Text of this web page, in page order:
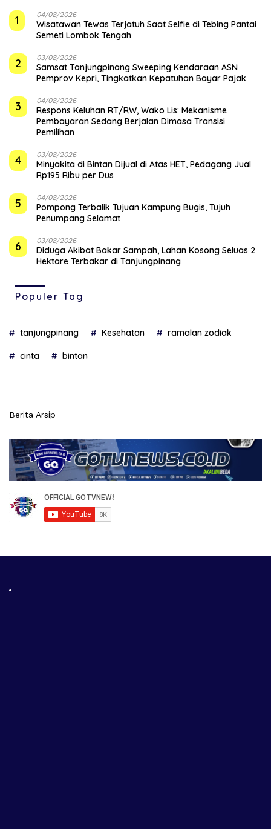
1 04/08/2026
Wisatawan Tewas Terjatuh Saat Selfie di Tebing Pantai
Semeti Lombok Tengah
2 03/08/2026
Samsat Tanjungpinang Sweeping Kendaraan ASN
Pemprov Kepri, Tingkatkan Kepatuhan Bayar Pajak
3 04/08/2026
‎Respons Keluhan RT/RW, Wako Lis: Mekanisme
Pembayaran Sedang Berjalan Dimasa Transisi
Pemilihan
4 03/08/2026
Minyakita di Bintan Dijual di Atas HET, Pedagang Jual
Rp195 Ribu per Dus
5 04/08/2026
Pompong Terbalik Tujuan Kampung Bugis, Tujuh
Penumpang Selamat
6 03/08/2026
Diduga Akibat Bakar Sampah, Lahan Kosong Seluas 2
Hektare Terbakar di Tanjungpinang
Populer Tag
tanjungpinang Kesehatan ramalan zodiak
cinta bintan
Berita Arsip